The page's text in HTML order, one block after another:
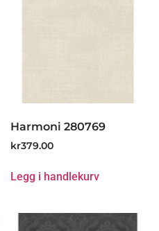
Harmoni 280769
kr379.00
Legg i handlekurv